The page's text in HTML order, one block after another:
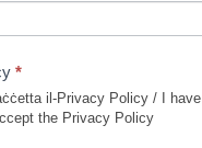
*
il-Privacy Policy / I have
the Privacy Policy